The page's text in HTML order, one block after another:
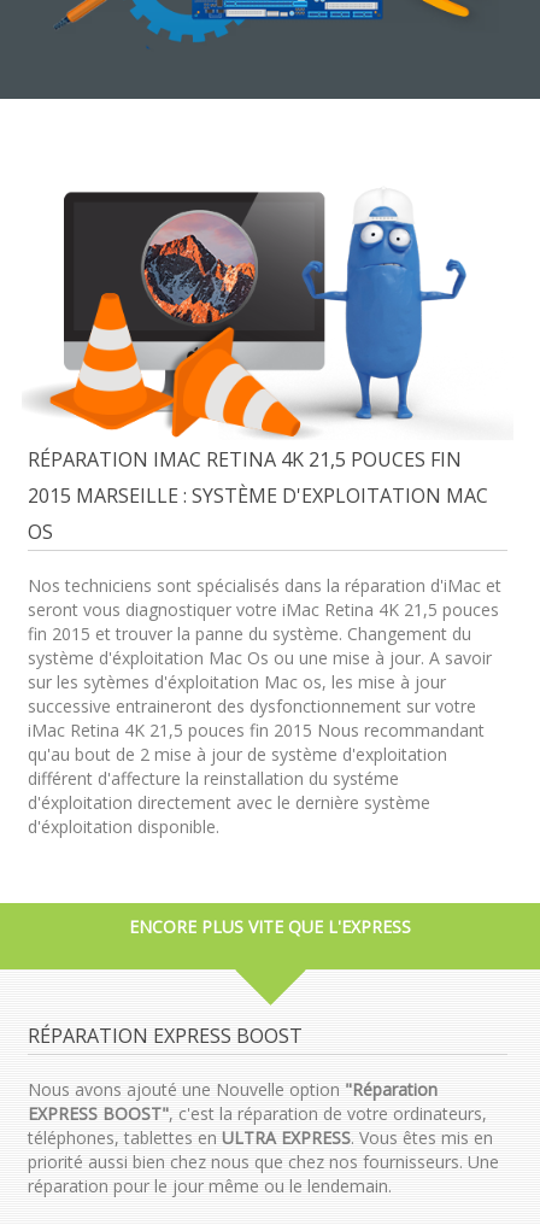
RÉPARATION IMAC RETINA 4K 21,5 POUCES FIN
2015 MARSEILLE : SYSTÈME D'EXPLOITATION MAC
OS
Nos techniciens sont spécialisés dans la réparation d'iMac et
seront vous diagnostiquer votre iMac Retina 4K 21,5 pouces
fin 2015 et trouver la panne du système. Changement du
système d'éxploitation Mac Os ou une mise à jour. A savoir
sur les sytèmes d'éxploitation Mac os, les mise à jour
successive entraineront des dysfonctionnement sur votre
iMac Retina 4K 21,5 pouces fin 2015 Nous recommandant
qu'au bout de 2 mise à jour de système d'exploitation
différent d'affecture la reinstallation du systéme
d'éxploitation directement avec le dernière système
d'éxploitation disponible.
ENCORE PLUS VITE QUE L'EXPRESS
RÉPARATION EXPRESS BOOST
Nous avons ajouté une Nouvelle option "Réparation
EXPRESS BOOST", c'est la réparation de votre ordinateurs,
téléphones, tablettes en ULTRA EXPRESS. Vous êtes mis en
priorité aussi bien chez nous que chez nos fournisseurs. Une
réparation pour le jour même ou le lendemain.